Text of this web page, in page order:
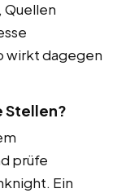
Quellen
wirkt dagegen
Stellen?
prüfe
Ein